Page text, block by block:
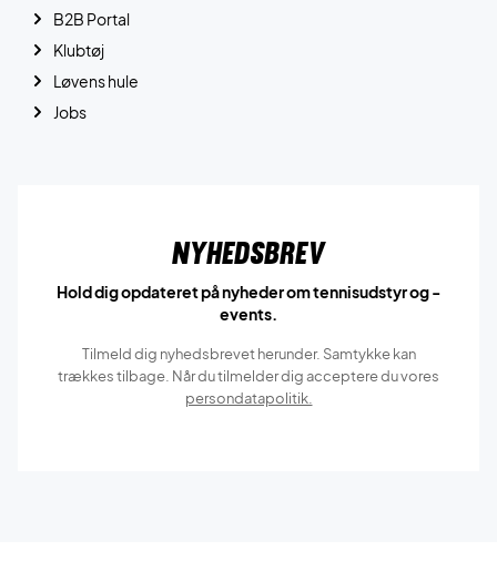
B2B Portal
Klubtøj
Løvens hule
Jobs
Nyhedsbrev
Hold dig opdateret på nyheder om tennisudstyr og -
events.
Tilmeld dig nyhedsbrevet herunder. Samtykke kan
trækkes tilbage. Når du tilmelder dig acceptere du vores
persondatapolitik.